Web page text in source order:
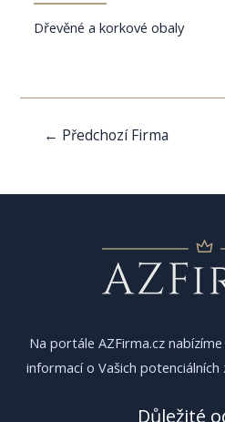
Dřevěné a korkové obaly
Navigace
← Předchozí Firma
Na portále AZFirma.cz
informací o Vašich potenciálních
Důležité